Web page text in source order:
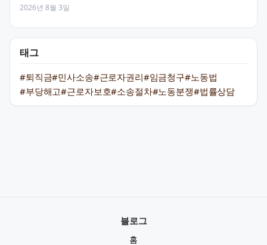
2026년 8월 3일
태그
#퇴직금#민사소송#근로자권리#임금청구#노동법
#부당해고#근로자보호#소송절차#노동분쟁#법률상담
블로그
홈